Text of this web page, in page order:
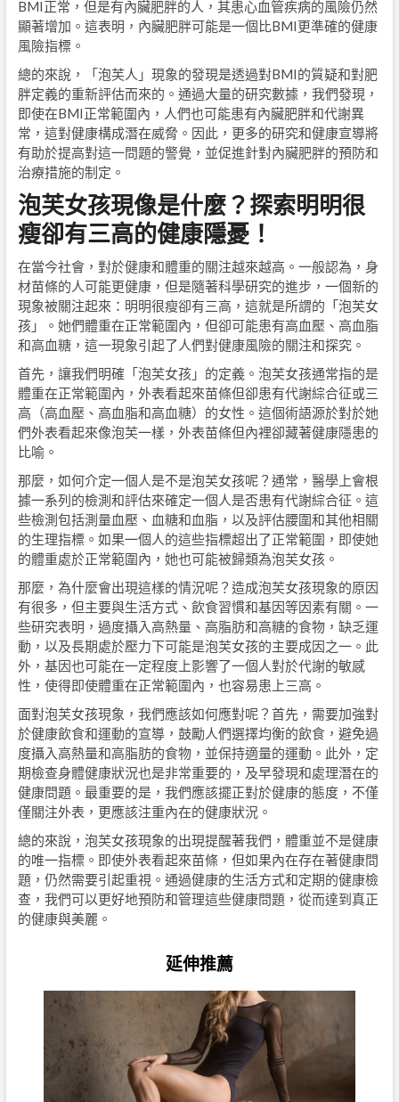
BMI正常，但是有內臟肥胖的人，其患心血管疾病的風險仍然
顯著增加。這表明，內臟肥胖可能是一個比BMI更準確的健康
風險指標。
總的來說，「泡芙人」現象的發現是透過對BMI的質疑和對肥
胖定義的重新評估而來的。通過大量的研究數據，我們發現，
即使在BMI正常範圍內，人們也可能患有內臟肥胖和代謝異
常，這對健康構成潛在威脅。因此，更多的研究和健康宣導將
有助於提高對這一問題的警覺，並促進針對內臟肥胖的預防和
治療措施的制定。
泡芙女孩現像是什麼？探索明明很
瘦卻有三高的健康隱憂！
在當今社會，對於健康和體重的關注越來越高。一般認為，身
材苗條的人可能更健康，但是隨著科學研究的進步，一個新的
現象被關注起來：明明很瘦卻有三高，這就是所謂的「泡芙女
孩」。她們體重在正常範圍內，但卻可能患有高血壓、高血脂
和高血糖，這一現象引起了人們對健康風險的關注和探究。
首先，讓我們明確「泡芙女孩」的定義。泡芙女孩通常指的是
體重在正常範圍內，外表看起來苗條但卻患有代謝綜合征或三
高（高血壓、高血脂和高血糖）的女性。這個術語源於對於她
們外表看起來像泡芙一樣，外表苗條但內裡卻藏著健康隱患的
比喻。
那麼，如何介定一個人是不是泡芙女孩呢？通常，醫學上會根
據一系列的檢測和評估來確定一個人是否患有代謝綜合征。這
些檢測包括測量血壓、血糖和血脂，以及評估腰圍和其他相關
的生理指標。如果一個人的這些指標超出了正常範圍，即使她
的體重處於正常範圍內，她也可能被歸類為泡芙女孩。
那麼，為什麼會出現這樣的情況呢？造成泡芙女孩現象的原因
有很多，但主要與生活方式、飲食習慣和基因等因素有關。一
些研究表明，過度攝入高熱量、高脂肪和高糖的食物，缺乏運
動，以及長期處於壓力下可能是泡芙女孩的主要成因之一。此
外，基因也可能在一定程度上影響了一個人對於代謝的敏感
性，使得即使體重在正常範圍內，也容易患上三高。
面對泡芙女孩現象，我們應該如何應對呢？首先，需要加強對
於健康飲食和運動的宣導，鼓勵人們選擇均衡的飲食，避免過
度攝入高熱量和高脂肪的食物，並保持適量的運動。此外，定
期檢查身體健康狀況也是非常重要的，及早發現和處理潛在的
健康問題。最重要的是，我們應該擺正對於健康的態度，不僅
僅關注外表，更應該注重內在的健康狀況。
總的來說，泡芙女孩現象的出現提醒著我們，體重並不是健康
的唯一指標。即使外表看起來苗條，但如果內在存在著健康問
題，仍然需要引起重視。通過健康的生活方式和定期的健康檢
查，我們可以更好地預防和管理這些健康問題，從而達到真正
的健康與美麗。
延伸推薦